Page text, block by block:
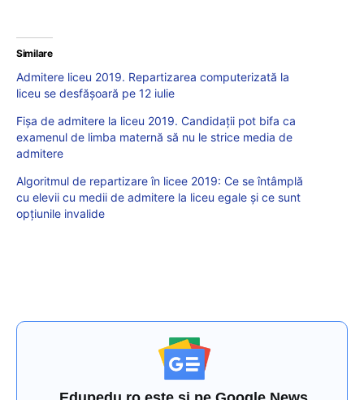
Similare
Admitere liceu 2019. Repartizarea computerizată la
liceu se desfășoară pe 12 iulie
Fișa de admitere la liceu 2019. Candidații pot bifa ca
examenul de limba maternă să nu le strice media de
admitere
Algoritmul de repartizare în licee 2019: Ce se întâmplă
cu elevii cu medii de admitere la liceu egale și ce sunt
opțiunile invalide